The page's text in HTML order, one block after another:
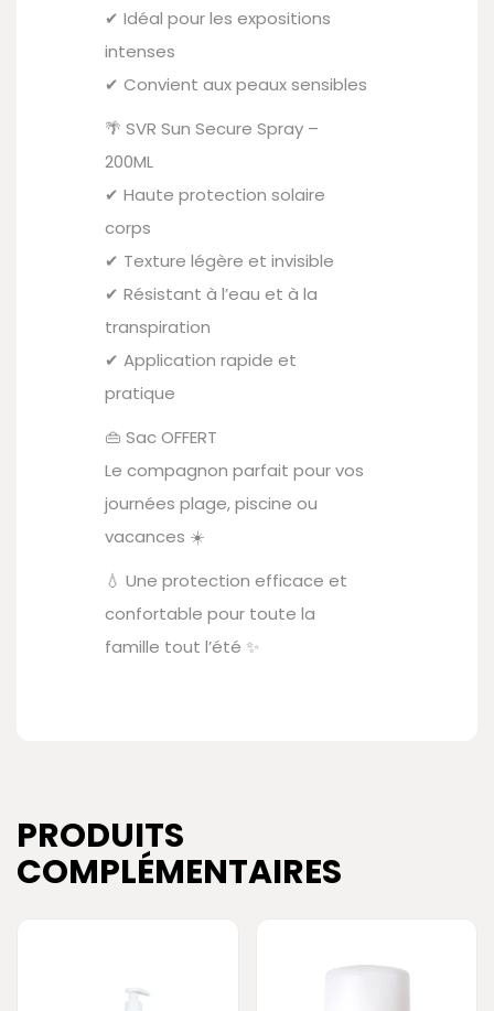
✔ Idéal pour les expositions
intenses
✔ Convient aux peaux sensibles
🌴 SVR Sun Secure Spray –
200ML
✔ Haute protection solaire
corps
✔ Texture légère et invisible
✔ Résistant à l’eau et à la
transpiration
✔ Application rapide et
pratique
👜 Sac OFFERT
Le compagnon parfait pour vos
journées plage, piscine ou
vacances ☀️
💧 Une protection efficace et
confortable pour toute la
famille tout l’été ✨
PRODUITS
COMPLÉMENTAIRES